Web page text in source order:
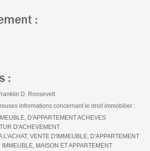
:
:
D. Roosevelt
informations concernant le droit immobilier :
D'APPARTEMENT ACHEVES
D'ACHEVEMENT
L'ACHAT, VENTE D'IMMEUBLE, D'APPARTEMENT
MAISON ET APPARTEMENT